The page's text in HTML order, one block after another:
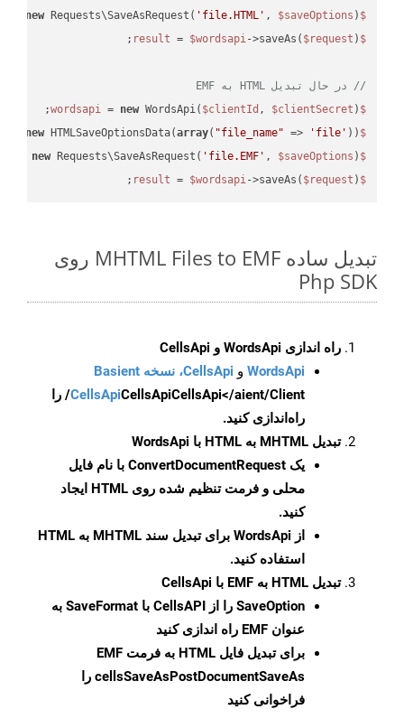
$request
new Requests\SaveAsRequest( 'file.HTML' , $saveOptions );
$result
= $wordsapi->saveAs( $request
// در حال تبدیل HTML به EMF
$wordsapi
= new WordsApi( $clientId , $clientSecret );
$saveOptions
new HTMLSaveOptionsData(array( "file_name" => 'file' ));
$request
new Requests\SaveAsRequest( 'file.EMF' , $saveOptions );
$result
= $wordsapi->saveAs( $request );
تبدیل ساده MHTML Files to EMF روی
Php SDK
راه اندازی WordsApi و CellsApi
WordsApi و CellsApi، نسخه Basient
CellsApiCellsApi
CellsApi</aient/Client/ را
راه‌اندازی کنید.
تبدیل MHTML به HTML با WordsApi
یک ConvertDocumentRequest با نام فایل
محلی و فرمت تنظیم شده روی HTML ایجاد
کنید.
از WordsApi برای تبدیل سند MHTML به HTML
استفاده کنید.
تبدیل HTML به EMF با CellsApi
SaveOption
را از CellsAPI با SaveFormat به
عنوان EMF راه اندازی کنید
برای تبدیل فایل HTML به فرمت
EMF
cellsSaveAsPostDocumentSaveAs را
فراخوانی کنید